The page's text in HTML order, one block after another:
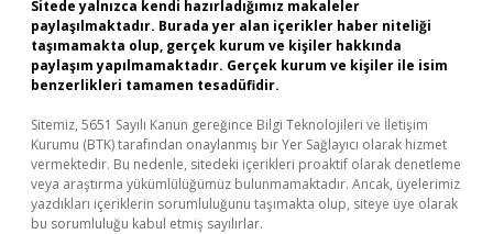
Sitede yalnızca kendi hazırladığımız makaleler
paylaşılmaktadır. Burada yer alan içerikler haber niteliği
taşımamakta olup, gerçek kurum ve kişiler hakkında
paylaşım yapılmamaktadır. Gerçek kurum ve kişiler ile isim
benzerlikleri tamamen tesadüfidir.
Sitemiz, 5651 Sayılı Kanun gereğince Bilgi Teknolojileri ve İletişim
Kurumu (BTK) tarafından onaylanmış bir Yer Sağlayıcı olarak hizmet
vermektedir. Bu nedenle, sitedeki içerikleri proaktif olarak denetleme
veya araştırma yükümlülüğümüz bulunmamaktadır. Ancak, üyelerimiz
yazdıkları içeriklerin sorumluluğunu taşımakta olup, siteye üye olarak
bu sorumluluğu kabul etmiş sayılırlar.